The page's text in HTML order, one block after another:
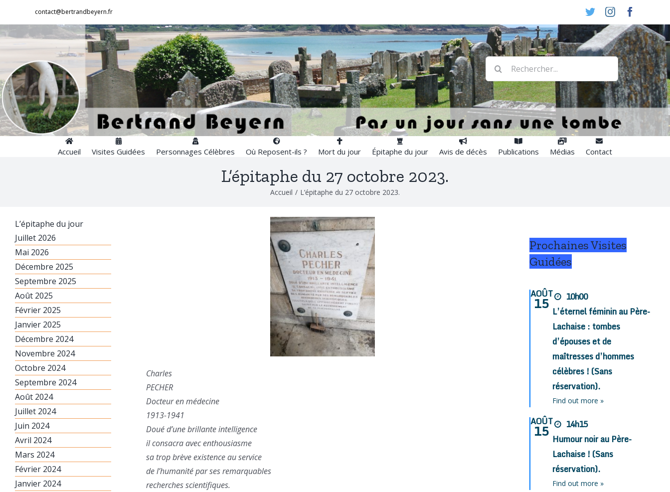
contenu
contact@bertrandbeyern.fr TwitterInstagram
Rechercher:
Accueil Visites Guidées Personnages Célèbres Où Reposent-ils ? Mort du jour Épitaphe du jour Avis de décès Publications Médias Contact
L’épitaphe du 27 octobre 2023.
Accueil / L’épitaphe du 27 octobre 2023.
Charles
PECHER
Docteur en médecine
1913-1941
Doué d’une brillante intelligence
il consacra avec enthousiasme
sa trop brève existence au service
de l’humanité par ses remarquables
recherches scientifiques.
L’épitaphe du jour
Juillet 2026
Mai 2026
Décembre 2025
Septembre 2025
Août 2025
Février 2025
Janvier 2025
Décembre 2024
Novembre 2024
Octobre 2024
Septembre 2024
Août 2024
Juillet 2024
Juin 2024
Avril 2024
Mars 2024
Février 2024
Janvier 2024
Prochaines Visites
Guidées
AOÛT
15
10h00
L’éternel féminin au Père-
Lachaise : tombes
d’épouses et de
maîtresses d’hommes
célèbres ! (Sans
réservation).
Find out more »
AOÛT
15
14h15
Humour noir au Père-
Lachaise ! (Sans
réservation).
Find out more »